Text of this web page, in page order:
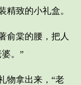
精致的小礼盒。
俞棠的腰，把人
。”
物拿出来，“老